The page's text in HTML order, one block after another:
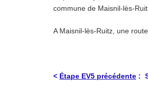
commune de Maisnil-lès-
A Maisnil-lès-Ruitz, une
< Étape EV5 précédente :